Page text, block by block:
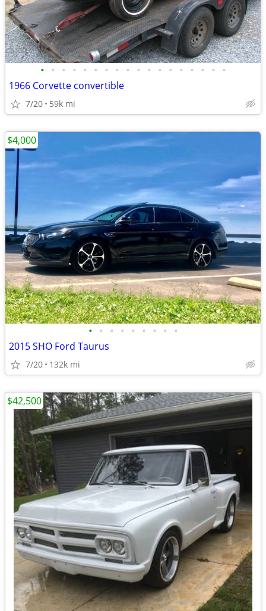
• • • • • • • • • • • • • • • • • •
1966 Corvette convertible
7/20 59k mi
• • • • • • • • •
2015 SHO Ford Taurus
7/20 132k mi
$4,000
$42,500